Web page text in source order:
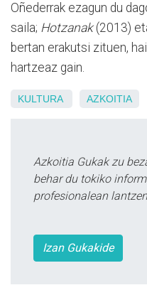
Oñederrak ezagun du
saila; Hotzanak (2013)
bertan erakutsi zituen,
hartzeaz gain.
KULTURA AZKOITIA
Azkoitia Gukak zu
behar du tokiko
profesionalean
Izan Gukakide